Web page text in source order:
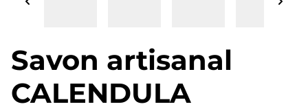
Savon artisanal
CALENDULA